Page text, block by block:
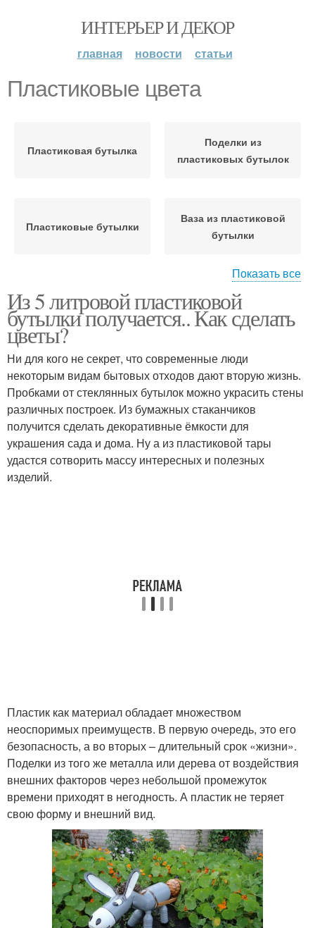
ИНТЕРЬЕР И ДЕКОР
главная новости статьи
Пластиковые цвета
Пластиковая бутылка
Поделки из
пластиковых бутылок
Пластиковые бутылки
Ваза из пластиковой
бутылки
пластиковой бутылки
Кормушка из
пластиковой бутылки
Бордюр из
пластиковых бутылок
Цвета в качестве
Поделки из
пластиковых крышек
Клумба из пластиковых
бутылок
Показать все
Из 5 литровой пластиковой
бутылки получается.. Как сделать
цветы?
Ни для кого не секрет, что современные люди
некоторым видам бытовых отходов дают вторую жизнь.
Пробками от стеклянных бутылок можно украсить стены
различных построек. Из бумажных стаканчиков
получится сделать декоративные ёмкости для
украшения сада и дома. Ну а из пластиковой тары
удастся сотворить массу интересных и полезных
изделий.
Пластик как материал обладает множеством
неоспоримых преимуществ. В первую очередь, это его
безопасность, а во вторых – длительный срок «жизни».
Поделки из того же металла или дерева от воздействия
внешних факторов через небольшой промежуток
времени приходят в негодность. А пластик не теряет
свою форму и внешний вид.